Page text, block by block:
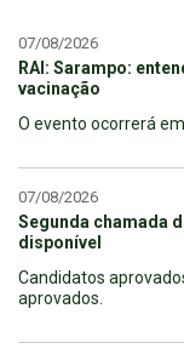
07/08/2026
RAI: Sarampo:
vacinação
O evento ocorrerá
07/08/2026
Segunda chamada
disponível
Candidatos
aprovados.